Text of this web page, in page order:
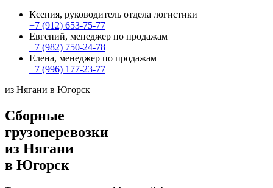
Ксения, руководитель отдела логистики
+7 (912) 653-75-77
Евгений, менеджер по продажам
+7 (982) 750-24-78
Елена, менеджер по продажам
+7 (996) 177-23-77
из Нягани в Югорск
Сборные
грузоперевозки
из Нягани
в Югорск